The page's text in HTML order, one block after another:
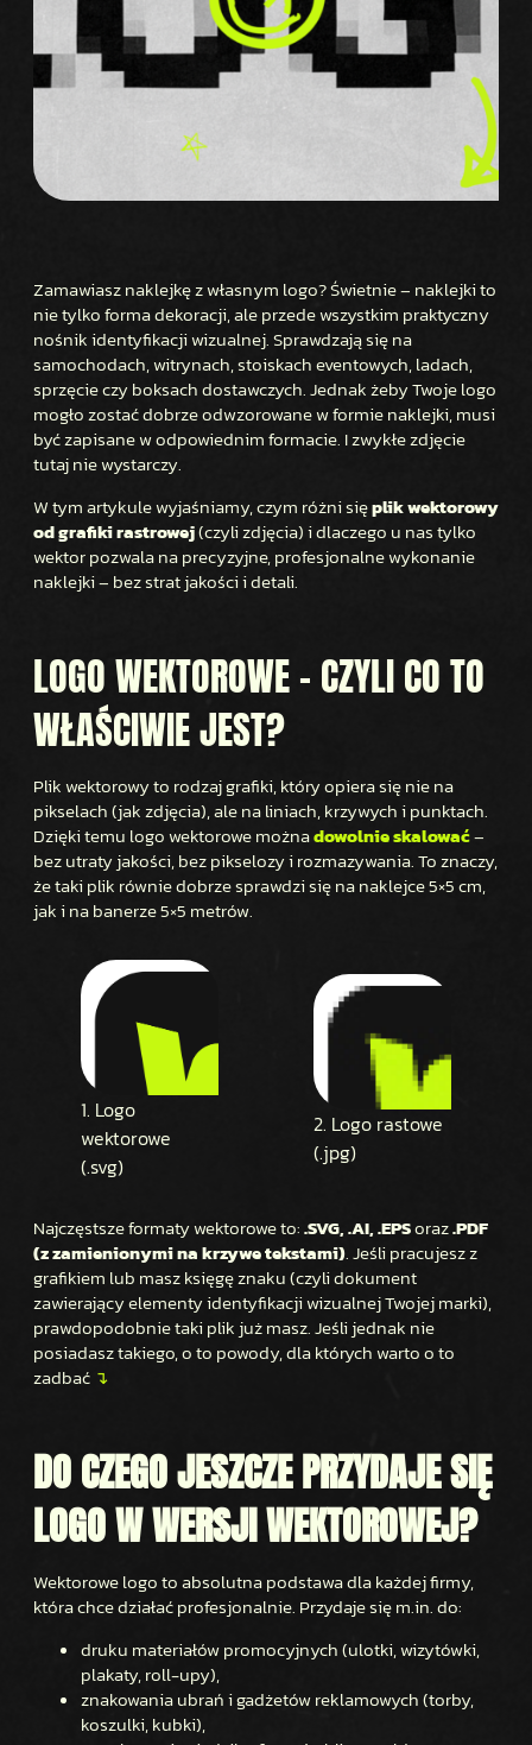
Zamawiasz naklejkę z własnym logo? Świetnie – naklejki to
nie tylko forma dekoracji, ale przede wszystkim praktyczny
nośnik identyfikacji wizualnej. Sprawdzają się na
samochodach, witrynach, stoiskach eventowych, ladach,
sprzęcie czy boksach dostawczych. Jednak żeby Twoje logo
mogło zostać dobrze odwzorowane w formie naklejki, musi
być zapisane w odpowiednim formacie. I zwykłe zdjęcie
tutaj nie wystarczy.
W tym artykule wyjaśniamy, czym różni sięplik wektorowy
od grafiki rastrowej(czyli zdjęcia) i dlaczego u nas tylko
wektor pozwala na precyzyjne, profesjonalne wykonanie
naklejki – bez strat jakości i detali.
LOGO WEKTOROWE – CZYLI CO TO
WŁAŚCIWIE JEST?
Plik wektorowy to rodzaj grafiki, który opiera się nie na
pikselach (jak zdjęcia), ale na liniach, krzywych i punktach.
Dzięki temu logo wektorowe możnadowolnie skalować–
bez utraty jakości, bez pikselozy i rozmazywania. To znaczy,
że taki plik równie dobrze sprawdzi się na naklejce 5×5 cm,
jak i na banerze 5×5 metrów.
1. Logo
wektorowe
(.svg)
2. Logo rastowe
(.jpg)
Najczęstsze formaty wektorowe to:.SVG, .AI, .EPSoraz.PDF
(z zamienionymi na krzywe tekstami). Jeśli pracujesz z
grafikiem lub masz księgę znaku (czyli dokument
zawierający elementy identyfikacji wizualnej Twojej marki),
prawdopodobnie taki plik już masz. Jeśli jednak nie
posiadasz takiego, o to powody, dla których warto o to
zadbać ↴
DO CZEGO JESZCZE PRZYDAJE SIĘ
LOGO W WERSJI WEKTOROWEJ?
Wektorowe logo to absolutna podstawa dla każdej firmy,
która chce działać profesjonalnie. Przydaje się m.in. do:
druku materiałów promocyjnych (ulotki, wizytówki,
plakaty, roll-upy),
znakowania ubrań i gadżetów reklamowych (torby,
koszulki, kubki),